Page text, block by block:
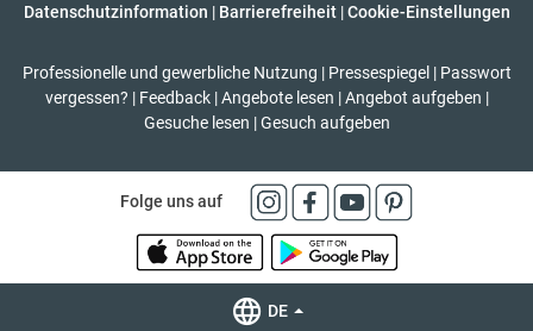
Datenschutzinformation | Barrierefreiheit | Cookie-Einstellungen
Professionelle und gewerbliche Nutzung | Pressespiegel | Passwort
vergessen? | Feedback | Angebote lesen | Angebot aufgeben |
Gesuche lesen | Gesuch aufgeben
Folge uns auf
DE